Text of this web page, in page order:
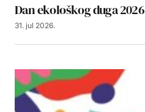
Dan ekološkog duga 2026
31. jul 2026.